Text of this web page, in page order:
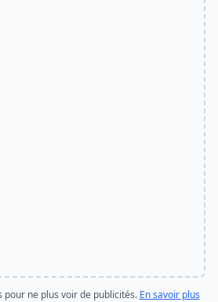
pour ne plus voir de publicités. En savoir plus